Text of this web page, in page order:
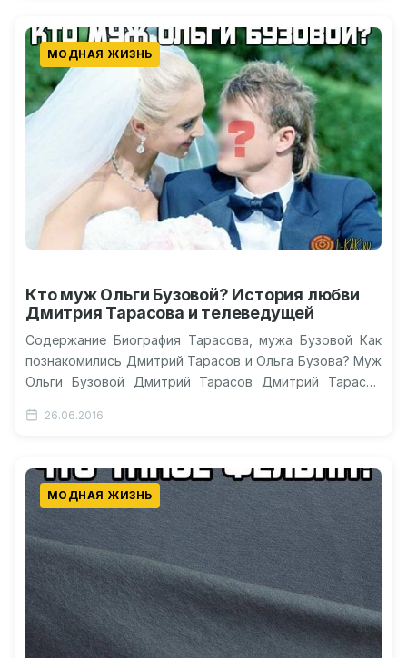
МОДНАЯ ЖИЗНЬ
Кто муж Ольги Бузовой? История любви
Дмитрия Тарасова и телеведущей
Содержание Биография Тарасова, мужа Бузовой Как
познакомились Дмитрий Тарасов и Ольга Бузова? Муж
Ольги Бузовой Дмитрий Тарасов Дмитрий Тарасов
26.06.2016
МОДНАЯ ЖИЗНЬ